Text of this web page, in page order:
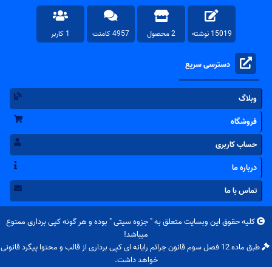
15019 نوشته 2 محصول 4957 کامنت 1 کاربر
دسترسی سریع
وبلاگ
فروشگاه
حساب کاربری
درباره ما
تماس با ما
کلیه حقوق این وبسایت متعلق به "جزوه سیتی" بوده و هر گونه کپی برداری ممنوع
میباشد!
طبق ماده 12 فصل سوم قانون جرائم رایانه ای کپی برداری از قالب و محتوا پیگرد قانونی
خواهد داشت.